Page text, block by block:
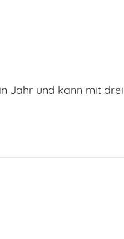
Jahr und kann mit